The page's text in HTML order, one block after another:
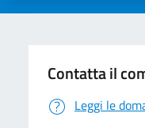
Contatta il
Leggi le